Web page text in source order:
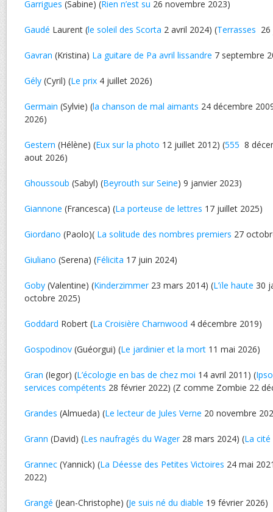
Garrigues (Sabine) (Rien n’est su 26 novembre 2023)
Gaudé Laurent (le soleil des Scorta 2 avril 2024) (Terrasses
Gavran (Kristina) La guitare de Pa avril lissandre 7 septembre
Gély (Cyril) (Le prix 4 juillet 2026)
Germain (Sylvie) (la chanson de mal aimants 24 décembre
2026)
Gestern (Hélène) (Eux sur la photo 12 juillet 2012) (555 8
aout 2026)
Ghoussoub (Sabyl) (Beyrouth sur Seine) 9 janvier 2023)
Giannone (Francesca) (La porteuse de lettres 17 juillet 2025)
Giordano (Paolo)( La solitude des nombres premiers 27
Giuliano (Serena) (Félicita 17 juin 2024)
Goby (Valentine) (Kinderzimmer23 mars 2014) (L’ïle haute 30
octobre 2025)
Goddard Robert (La Croisière Charnwood 4 décembre 2019)
Gospodinov (Guéorgui) (Le jardinier et la mort 11 mai 2026)
Gran (Iegor) (L’écologie en bas de chez moi 14 avril 2011) (
services compétents 28 février 2022) (Z comme Zombie 22
Grandes (Almueda) (Le lecteur de Jules Verne 20 novembre
Grann (David) (Les naufragés du Wager28 mars 2024) (La
Grannec (Yannick) (La Déesse des Petites Victoires 24 mai
2022)
Grangé (Jean-Christophe) (Je suis né du diable 19 février 2026)